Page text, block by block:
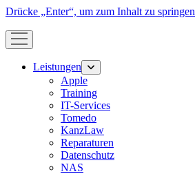
Drücke „Enter“, um zum Inhalt zu springen
Menü
öffnen
Leistungen
Menü
öffnen
Apple
Training
IT-Services
Tomedo
KanzLaw
Reparaturen
Datenschutz
NAS